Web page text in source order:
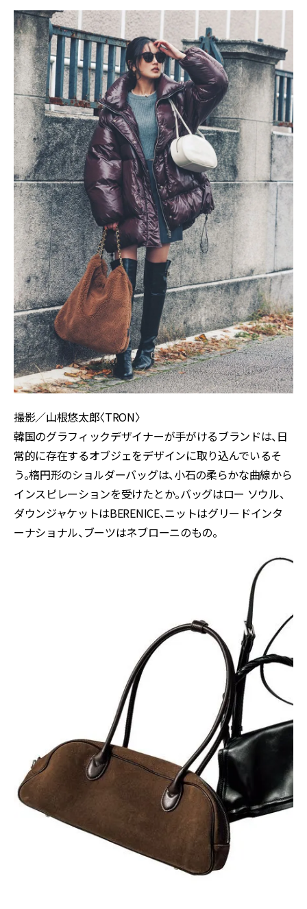
撮影／山根悠太郎〈TRON〉
韓国のグラフィックデザイナーが手がけるブランドは、日
常的に存在するオブジェをデザインに取り込んでいるそ
う。楕円形のショルダーバッグは、小石の柔らかな曲線から
インスピレーションを受けたとか。バッグはロー ソウル、
ダウンジャケットはBERENICE、ニットはグリードインタ
ーナショナル、ブーツはネブローニのもの。